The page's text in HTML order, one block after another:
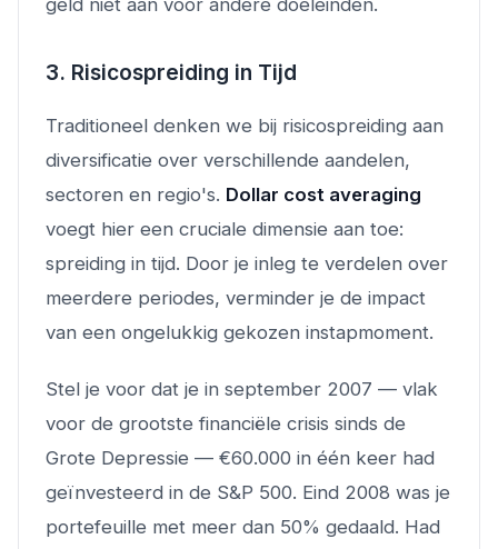
geld niet aan voor andere doeleinden.
3. Risicospreiding in Tijd
Traditioneel denken we bij risicospreiding aan
diversificatie over verschillende aandelen,
sectoren en regio's. Dollar cost averaging
voegt hier een cruciale dimensie aan toe:
spreiding in tijd. Door je inleg te verdelen over
meerdere periodes, verminder je de impact
van een ongelukkig gekozen instapmoment.
Stel je voor dat je in september 2007 — vlak
voor de grootste financiële crisis sinds de
Grote Depressie — €60.000 in één keer had
geïnvesteerd in de S&P 500. Eind 2008 was je
portefeuille met meer dan 50% gedaald. Had